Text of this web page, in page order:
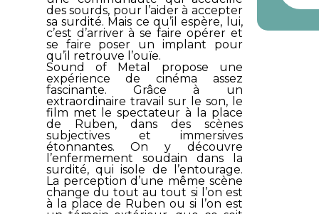
des sourds, pour l’aider à accepter
sa surdité. Mais ce qu’il espère, lui,
c’est d’arriver à se faire opérer et
se faire poser un implant pour
qu’il retrouve l’ouïe.
Sound of Metal
propose une
expérience de cinéma assez
fascinante. Grâce à un
extraordinaire travail sur le son, le
film met le spectateur à la place
de Ruben, dans des scènes
subjectives et immersives
étonnantes. On y découvre
l’enfermement soudain dans la
surdité, qui isole de l’entourage.
La perception d’une même scène
change du tout au tout si l’on est
à la place de Ruben ou si l’on est